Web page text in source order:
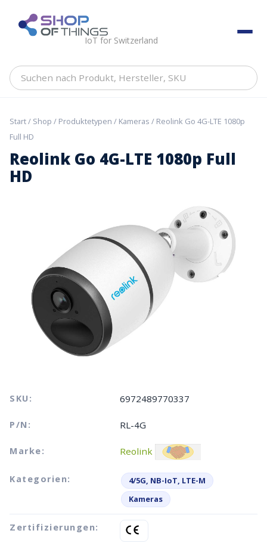
content ShopOfThings
IoT for Switzerland
Suchen
Hersteller,
Start/ Shop / Produktetypen / Kameras / Reolink Go 4G-LTE 1080p
Full HD
Reolink Go 4G-LTE 1080p Full
HD
SKU: 6972489770337
P/N: RL-4G
Marke: Reolink
Kategorien:
4/5G, NB-IoT, LTE-M
Kameras
Zertifizierungen: